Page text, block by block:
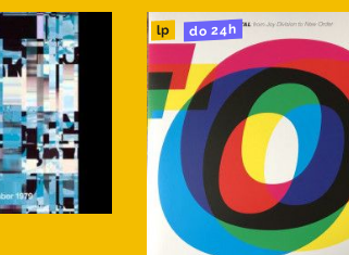
lp do 24h